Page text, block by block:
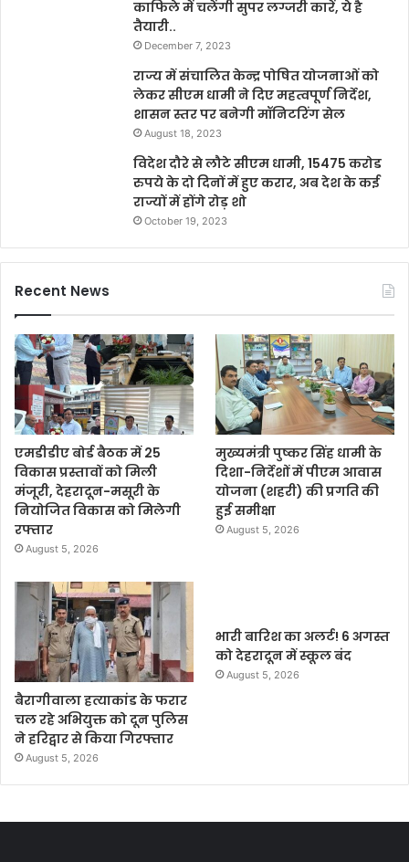
काफिले में चलेंगी सुपर लग्जरी कारें, ये है
तैयारी..
December 7, 2023
राज्य में संचालित केन्द्र पोषित योजनाओं को
लेकर सीएम धामी ने दिए महत्वपूर्ण निर्देश,
शासन स्तर पर बनेगी मॉनिटरिंग सेल
August 18, 2023
विदेश दौरे से लौटे सीएम धामी, 15475 करोड
रुपये के दो दिनों में हुए करार, अब देश के कई
राज्यों में होंगे रोड़ शो
October 19, 2023
Recent News
एमडीडीए बोर्ड बैठक में 25
विकास प्रस्तावों को मिली
मंजूरी, देहरादून-मसूरी के
नियोजित विकास को मिलेगी
रफ्तार
August 5, 2026
मुख्यमंत्री पुष्कर सिंह धामी के
दिशा-निर्देशों में पीएम आवास
योजना (शहरी) की प्रगति की
हुई समीक्षा
August 5, 2026
बैरागीवाला हत्याकांड के फरार
चल रहे अभियुक्त को दून पुलिस
ने हरिद्वार से किया गिरफ्तार
August 5, 2026
भारी बारिश का अलर्ट! 6 अगस्त
को देहरादून में स्कूल बंद
August 5, 2026